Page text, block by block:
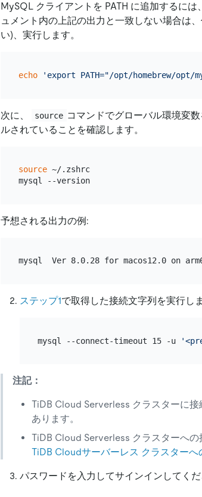
MySQL クライアントを PATH に追加するに
ュメント内の上記の出力と一致しない場合は
い)、実行します。
echo 'export PATH="/opt/homebrew/
次に、 source コマンドでグローバル環境変
ルされていることを確認します。
source ~/.zshrc
mysql --version
予想される出力の例:
ステップ1で取得した接続文字列を実行しま
mysql --connect-timeout 15 -u
注記：
TiDB Cloud Serverless クラスターに接
あります。
TiDB Cloud Serverless クラスターへ
TiDB Cloudサーバーレス クラスターへ
パスワードを入力してサインインしてくだ